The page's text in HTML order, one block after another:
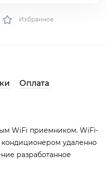
Избранное
Оплата
WiFi приемником. WiFi-
кондиционером удаленно
разработанное